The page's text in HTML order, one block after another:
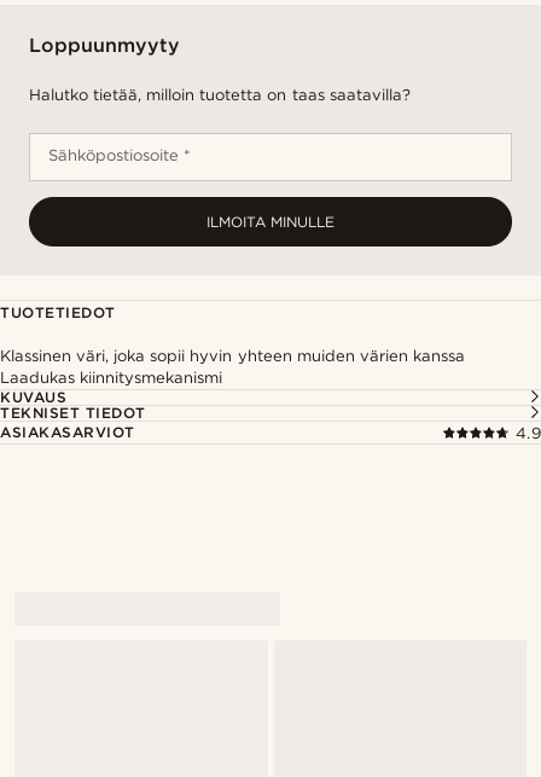
Loppuunmyyty
Halutko tietää, milloin tuotetta on taas saatavilla?
Sähköpostiosoite *
ILMOITA MINULLE
TUOTETIEDOT
Klassinen väri, joka sopii hyvin yhteen muiden värien kanssa
Laadukas kiinnitysmekanismi
KUVAUS
TEKNISET TIEDOT
ASIAKASARVIOT
4.9